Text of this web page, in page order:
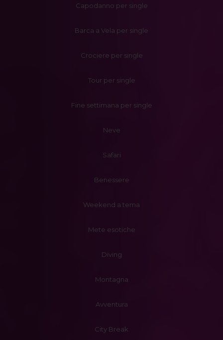
Capodanno per single
Barca a Vela per single
Crociere per single
Tour per single
Fine settimana per single
Neve
Safari
Benessere
Weekend a tema
Mete esotiche
Diving
Montagna
Avventura
City Break